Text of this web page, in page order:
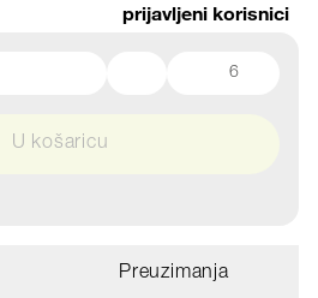
prijavljeni korisnici
6
U košaricu
Preuzimanja